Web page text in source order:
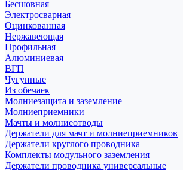
Бесшовная
Электросварная
Оцинкованная
Нержавеющая
Профильная
Алюминиевая
ВГП
Чугунные
Из обечаек
Молниезащита и заземление
Молниеприемники
Мачты и молниеотводы
Держатели для мачт и молниеприемников
Держатели круглого проводника
Комплекты модульного заземления
Держатели проводника универсальные